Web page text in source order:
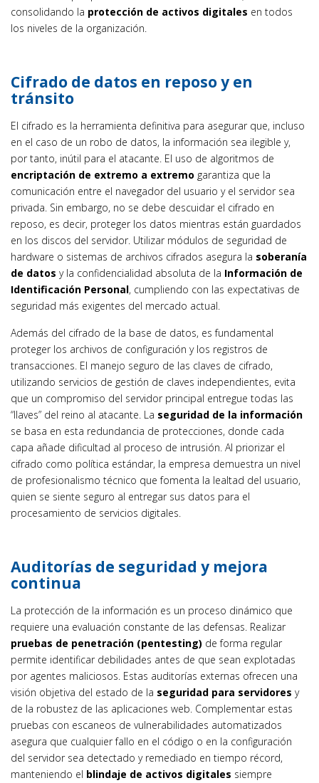
consolidando la protección de activos digitales en todos
los niveles de la organización.
Cifrado de datos en reposo y en
tránsito
El cifrado es la herramienta definitiva para asegurar que, incluso
en el caso de un robo de datos, la información sea ilegible y,
por tanto, inútil para el atacante. El uso de algoritmos de
encriptación de extremo a extremo garantiza que la
comunicación entre el navegador del usuario y el servidor sea
privada. Sin embargo, no se debe descuidar el cifrado en
reposo, es decir, proteger los datos mientras están guardados
en los discos del servidor. Utilizar módulos de seguridad de
hardware o sistemas de archivos cifrados asegura la soberanía
de datos y la confidencialidad absoluta de la Información de
Identificación Personal, cumpliendo con las expectativas de
seguridad más exigentes del mercado actual.
Además del cifrado de la base de datos, es fundamental
proteger los archivos de configuración y los registros de
transacciones. El manejo seguro de las claves de cifrado,
utilizando servicios de gestión de claves independientes, evita
que un compromiso del servidor principal entregue todas las
“llaves” del reino al atacante. La seguridad de la información
se basa en esta redundancia de protecciones, donde cada
capa añade dificultad al proceso de intrusión. Al priorizar el
cifrado como política estándar, la empresa demuestra un nivel
de profesionalismo técnico que fomenta la lealtad del usuario,
quien se siente seguro al entregar sus datos para el
procesamiento de servicios digitales.
Auditorías de seguridad y mejora
continua
La protección de la información es un proceso dinámico que
requiere una evaluación constante de las defensas. Realizar
pruebas de penetración (pentesting) de forma regular
permite identificar debilidades antes de que sean explotadas
por agentes maliciosos. Estas auditorías externas ofrecen una
visión objetiva del estado de la seguridad para servidores y
de la robustez de las aplicaciones web. Complementar estas
pruebas con escaneos de vulnerabilidades automatizados
asegura que cualquier fallo en el código o en la configuración
del servidor sea detectado y remediado en tiempo récord,
manteniendo el blindaje de activos digitales siempre